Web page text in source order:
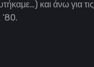
και άνω για τις
‘80.